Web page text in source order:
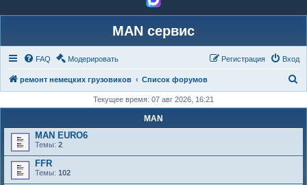
MAN сервис
FAQ Модерировать Вход
Регистрация
ремонт немецких грузовиков Список форумов
с
Текущее время: 07 авг 2026, 16:21
MAN
MAN EURO6
Темы: 2
FFR
Темы: 102